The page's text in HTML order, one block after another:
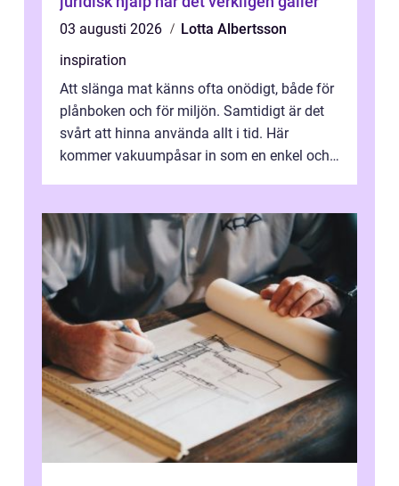
03 augusti 2026
Lotta Albertsson
inspiration
Att slänga mat känns ofta onödigt, både för
plånboken och för miljön. Samtidigt är det
svårt att hinna använda allt i tid. Här
kommer vakuumpåsar in som en enkel och